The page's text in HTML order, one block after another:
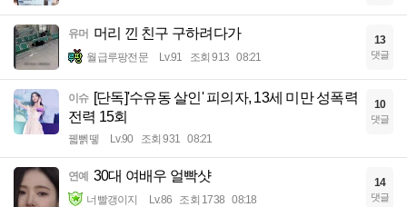
유머 머리 낀 친구 구하려다가
월급루팡전문 Lv.91 조회 913 08:21
13
댓글
이슈 [단독]'수유동 살인' 피의자, 13세 미만 성폭력
전력 15회
꿻뻵뗗 Lv.90 조회 931 08:21
10
댓글
연예 30대 여배우 얼빡샷
너빨갱이지 Lv.86 조회 1738 08:18
14
댓글